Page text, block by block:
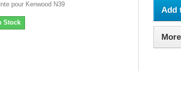
pour Kenwood N39
Stock
Add
More